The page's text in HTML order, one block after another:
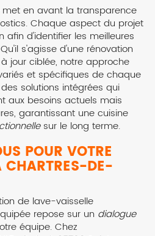
met en avant la transparence
Chaque aspect du projet
afin d'identifier les meilleures
s'agisse d'une rénovation
jour ciblée, notre approche
et spécifiques de chaque
solutions intégrées qui
aux besoins actuels mais
garantissant une cuisine
sur le long terme.
POUR VOTRE
CHARTRES-DE-
de lave-vaisselle
repose sur un dialogue
équipe. Chez